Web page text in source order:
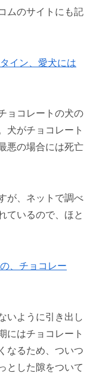
ムのサイトにも記
イン、愛犬には
ョコレートの犬の
犬がチョコレート
悪の場合には死亡
が、ネットで調べ
ているので、ほと
、チョコレー
いように引き出し
にはチョコレート
なるため、ついつ
とした隙をついて